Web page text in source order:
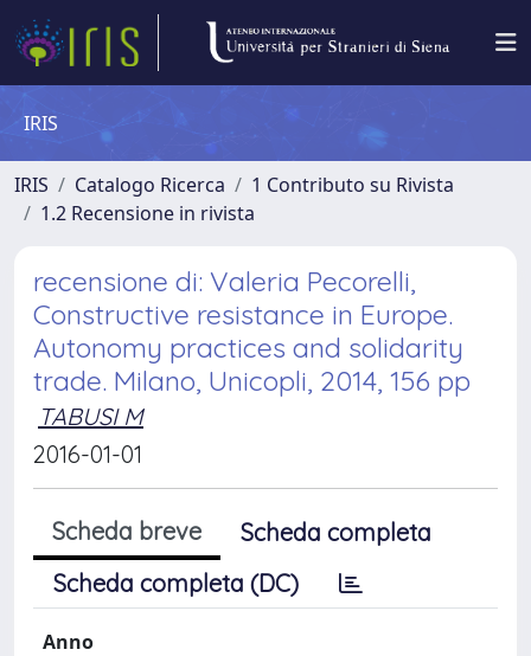
IRIS
IRIS Catalogo Ricerca
1 Contributo su Rivista
1.2 Recensione in rivista
recensione di: Valeria Pecorelli,
Constructive resistance in Europe.
Autonomy practices and solidarity
trade. Milano, Unicopli, 2014, 156 pp
TABUSI M
2016-01-01
Scheda breve
Scheda completa
Scheda completa (DC)
Anno